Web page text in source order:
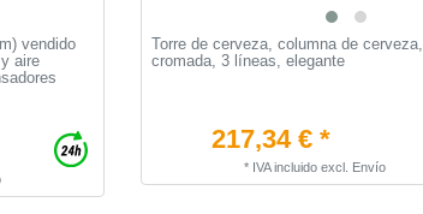
vendido
aire
Torre de cerveza, сolumna de cerveza,
cromada, 3 líneas, elegante
217,34 € *
* IVA incluido excl. Envío